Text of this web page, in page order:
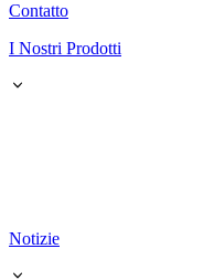
Contatto
I Nostri Prodotti
Notizie